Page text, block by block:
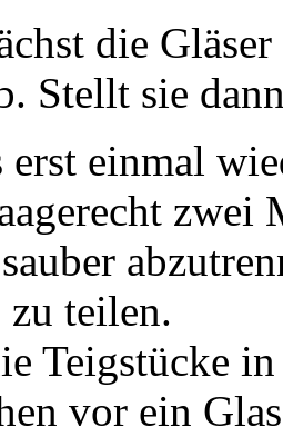
die
Stellt sie
erst einmal
zwei
teilen.
Teigstücke
vor ein